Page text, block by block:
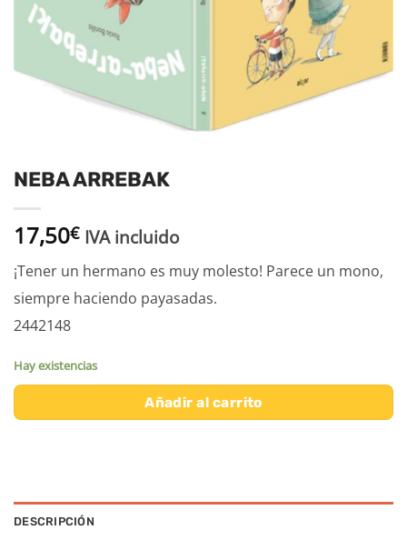
NEBA ARREBAK
17,50€ IVA incluido
¡Tener un hermano es muy molesto! Parece un mono,
siempre haciendo payasadas.
2442148
Hay existencias
Añadir al carrito
DESCRIPCIÓN